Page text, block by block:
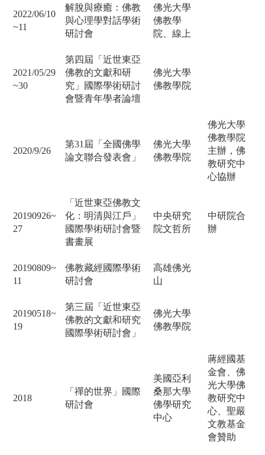
2022/06/10
~11
解脫與療癒：佛教
與心理學對話學術
研討會
佛光大學
佛教學
院、線上
2021/05/29
~30
第四屆「近世東亞
佛教的文獻和研
究」國際學術研討
會暨青年學者論壇
佛光大學
佛教學院
2020/9/26
第31屆「全國佛學
論文聯合發表會」
佛光大學
佛教學院
佛光大學
佛教學院
主辦，佛
教研究中
心協辦
20190926~
27
「近世東亞佛教文
化：明清與江戶」
國際學術研討會暨
書畫展
中央研究
院文哲所
中研院合
辦
20190809~
11
佛教藏經國際學術
研討會
高雄佛光
山
20190518~
19
第三屆「近世東亞
佛教的文獻和研究
國際學術研討會」
佛光大學
佛教學院
2018
「禪的世界」國際
研討會
美國亞利
桑那大學
佛學研究
中心
蔣經國基
金會、佛
光大學佛
教研究中
心、聖嚴
文教基金
會贊助